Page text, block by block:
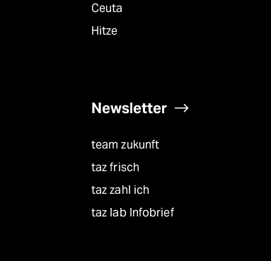
Ceuta
Hitze
Newsletter
team zukunft
taz frisch
taz zahl ich
taz lab Infobrief